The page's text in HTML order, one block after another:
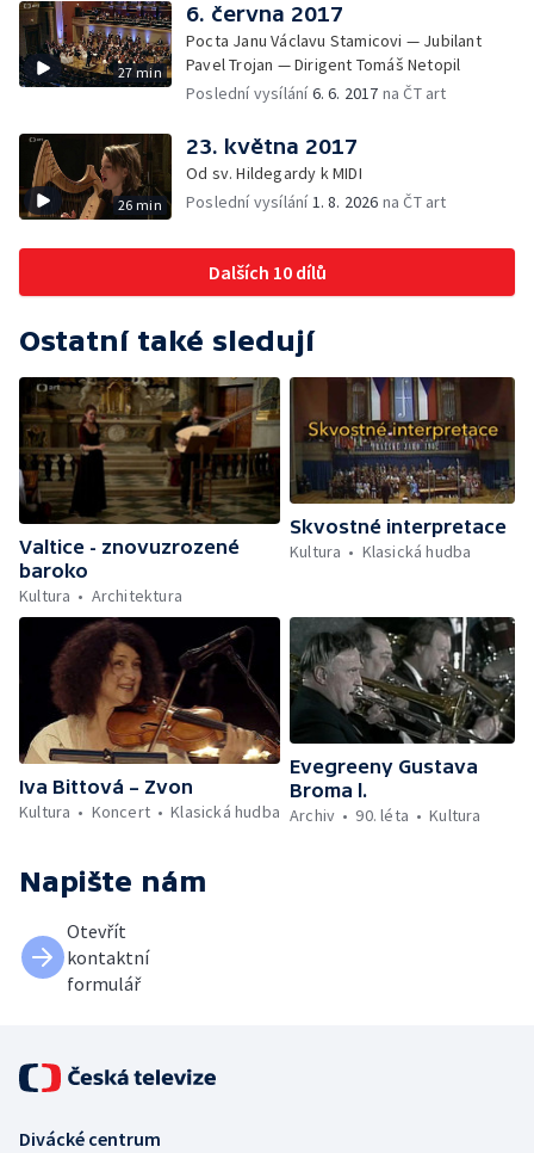
27 min
6. června 2017
Pocta Janu Václavu Stamicovi — Jubilant
Pavel Trojan — Dirigent Tomáš Netopil
Poslední vysílání6. 6. 2017 na ČT art
26 min
23. května 2017
Od sv. Hildegardy k MIDI
Poslední vysílání1. 8. 2026 na ČT art
Dalších 10 dílů
Ostatní také sledují
Valtice - znovuzrozené
baroko
Kultura
Architektura
Skvostné interpretace
Kultura
Klasická hudba
Iva Bittová – Zvon
Kultura
Koncert Klasická hudba
Evegreeny Gustava
Broma l.
Archiv
90. léta Kultura
Napište nám
Otevřít
kontaktní
formulář
Divácké centrum